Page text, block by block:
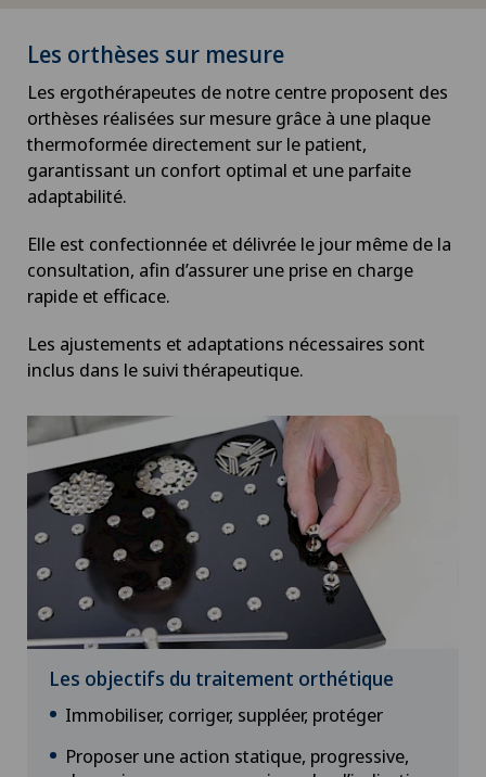
Les orthèses sur mesure
Les ergothérapeutes de notre centre proposent des
orthèses réalisées sur mesure grâce à une plaque
thermoformée directement sur le patient,
garantissant un confort optimal et une parfaite
adaptabilité.
Elle est confectionnée et délivrée le jour même de la
consultation, afin d’assurer une prise en charge
rapide et efficace.
Les ajustements et adaptations nécessaires sont
inclus dans le suivi thérapeutique.
Les objectifs du traitement orthétique
Immobiliser, corriger, suppléer, protéger
Proposer une action statique, progressive,